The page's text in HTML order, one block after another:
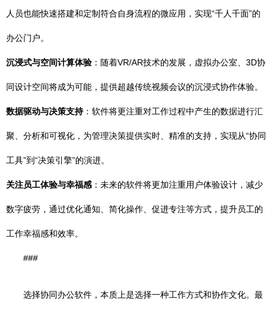
人员也能快速搭建和定制符合自身流程的微应用，实现“千人千面”的
办公门户。
沉浸式与空间计算体验 ：随着VR/AR技术的发展，虚拟办公室、3D协
同设计空间将成为可能，提供超越传统视频会议的沉浸式协作体验。
数据驱动与决策支持：软件将更注重对工作过程中产生的数据进行汇
聚、分析和可视化，为管理决策提供实时、精准的支持，实现从“协同
工具”到“决策引擎”的演进。
关注员工体验与幸福感 ：未来的软件将更加注重用户体验设计，减少
数字疲劳，通过优化通知、简化操作、促进专注等方式，提升员工的
工作幸福感和效率。
###
选择协同办公软件，本质上是选择一种工作方式和协作文化。最